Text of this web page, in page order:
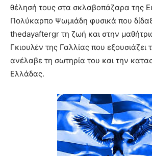
θέλησή τους στα σκλαβοπάζαρα της
Πολύκαρπο Ψωμιάδη φυσικά που
thedayaftergr τη ζωή και στην
Γκιουλέν της Γαλλίας που εξουσιάζει
ανέλαβε τη σωτηρία του και την
Ελλάδας.